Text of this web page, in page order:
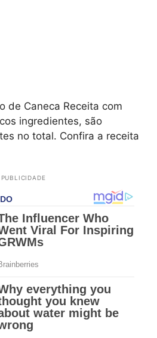
de Caneca Receita com
ingredientes, são
no total. Confira a receita
PUBLICIDADE